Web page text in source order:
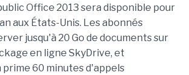
Office 2013 sera disponible pour
aux États-Unis. Les abonnés
jusqu'à 20 Go de documents sur
en ligne SkyDrive, et
60 minutes d'appels